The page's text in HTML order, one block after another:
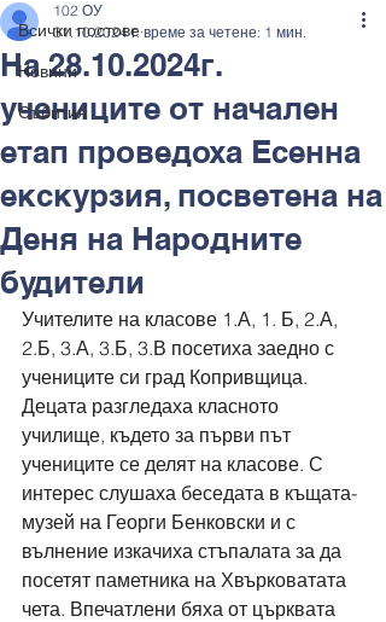
Всички постове
Новини
Събития
На 28.10.2024г.
учениците от начален
етап проведоха Есенна
екскурзия, посветена на
Деня на Народните
будители
102 ОУ
31.10.2024 г. време за четене: 1 мин.
Учителите на класове 1.А, 1. Б, 2.А,
2.Б, 3.А, 3.Б, 3.В посетиха заедно с
учениците си град Копривщица.
Децата разгледаха класното
училище, където за първи път
учениците се делят на класове. С
интерес слушаха беседата в къщата-
музей на Георги Бенковски и с
вълнение изкачиха стъпалата за да
посетят паметника на Хвърковатата
чета. Впечатлени бяха от църквата